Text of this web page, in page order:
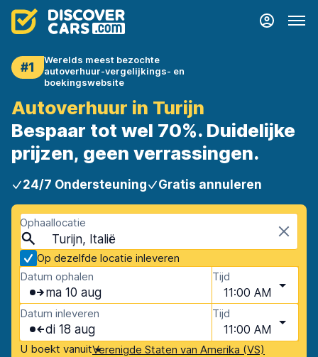
#1
Werelds meest bezochte
autoverhuur-vergelijkings- en
boekingswebsite
Autoverhuur in Turijn
Bespaar tot wel 70%. Duidelijke
prijzen, geen verrassingen.
24/7 Ondersteuning Gratis annuleren
Ophaallocatie
Turijn, Italië
Op dezelfde locatie inleveren
Datum ophalen
ma 10 aug
Tijd
11:00 AM
Datum inleveren
di 18 aug
Tijd
11:00 AM
U boekt vanuitVerenigde Staten van Amerika (VS)